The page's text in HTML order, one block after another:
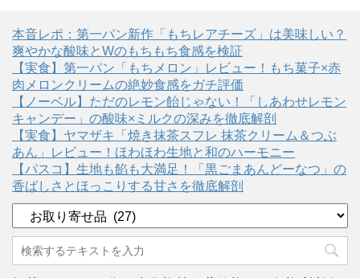
本音レポ：第一パン新作「もちレアチーズ」は美味しい？
爽やかな酸味とWのもちもち食感を検証
【実食】第一パン「もちメロン」レビュー！もち菓子×赤
肉メロンクリームの絶妙食感をガチ評価
【ノーベル】ただのレモン飴じゃない！「しあわせレモン
キャンデー」の酸味×ミルクの深みを徹底解剖
【実食】ヤマザキ「焼き抹茶スフレ 抹茶クリーム＆つぶ
あん」レビュー！ほわほわ生地と和のハーモニー
【パスコ】生地も餡も大満足！「黒ごまあんどーなつ」の
香ばしさとほっこりする甘さを徹底解剖
テ
ゴ
リ